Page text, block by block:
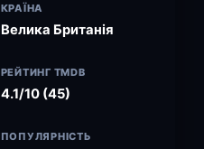
КРАЇНА
Велика Британія
РЕЙТИНГ TMDB
4.1/10 (45)
ПОПУЛЯРНІСТЬ